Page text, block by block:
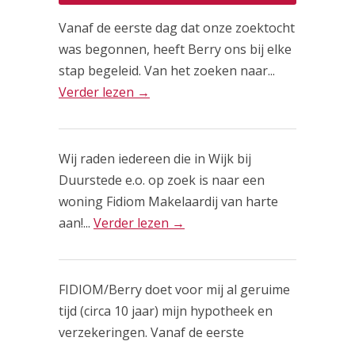
Vanaf de eerste dag dat onze zoektocht
was begonnen, heeft Berry ons bij elke
stap begeleid. Van het zoeken naar...
Verder lezen →
Wij raden iedereen die in Wijk bij
Duurstede e.o. op zoek is naar een
woning Fidiom Makelaardij van harte
aan!... Verder lezen →
FIDIOM/Berry doet voor mij al geruime
tijd (circa 10 jaar) mijn hypotheek en
verzekeringen. Vanaf de eerste